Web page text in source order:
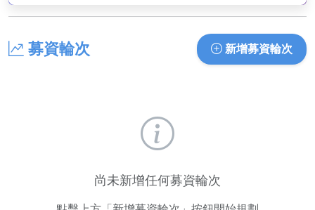
募資輪次 新增募資輪次
尚未新增任何募資輪次